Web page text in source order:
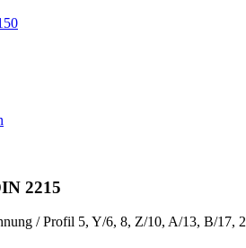
2215
/ Profil 5, Y/6, 8, Z/10, A/13, B/